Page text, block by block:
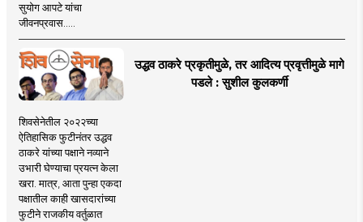
सुयोग आपटे यांचा
जीवनप्रवास.....
उद्धव ठाकरे प्रकृतीमुळे, तर आदित्य प्रवृत्तीमुळे मागे
पडले : सुशील कुलकर्णी
शिवसेनेतील २०२२च्या
ऐतिहासिक फुटीनंतर उद्धव
ठाकरे यांच्या पक्षाने नव्याने
उभारी घेण्याचा प्रयत्न केला
खरा. मात्र, आता पुन्हा एकदा
पक्षातील काही खासदारांच्या
फुटीने राजकीय वर्तुळात